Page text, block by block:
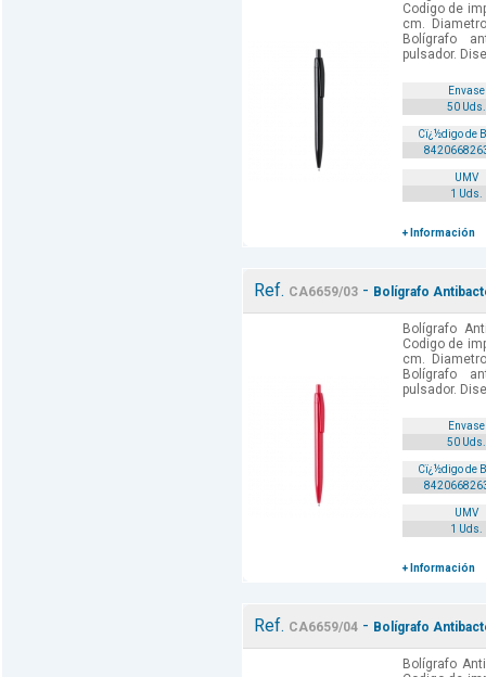
Codigo de
cm.
Bolígrafo
pulsador.
Envase
50 Uds.
Cï¿½digo de
UMV
1 Uds.
+ Información
Ref. CA6659/03- Bolígrafo
Bolígrafo
Codigo de
cm.
Bolígrafo
pulsador.
Envase
50 Uds.
Cï¿½digo de
UMV
1 Uds.
+ Información
Ref. CA6659/04- Bolígrafo
Bolígrafo